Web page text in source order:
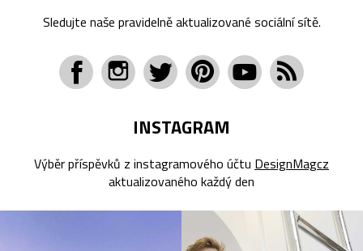
Sledujte naše pravidelně aktualizované sociální sítě.
INSTAGRAM
Výběr příspěvků z instagramového účtu DesignMagcz
aktualizovaného každý den